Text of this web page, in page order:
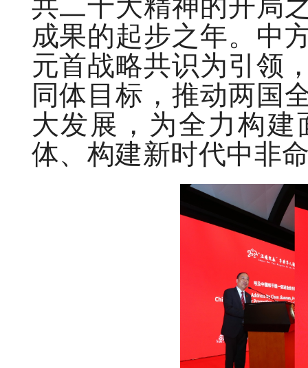
成果的起步之年。中
元首战略共识为引领
同体目标，推动两国
大发展，为全力构
体、构建新时代中非